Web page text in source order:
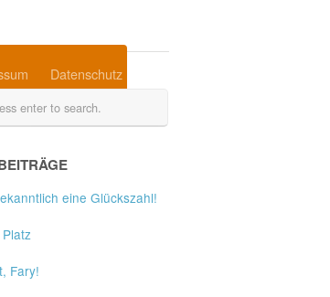
Datenschutz
eine Glückszahl!
Fary!